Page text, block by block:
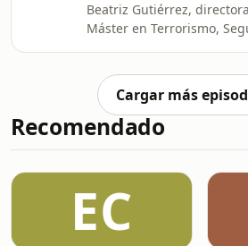
Beatriz Gutiérrez,
Máster en Terrorismo,
incertidumbre afectan al
energético global.
Cargar más
Recomendado
EC